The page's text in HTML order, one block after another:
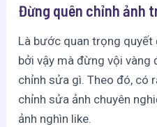
Đừng quên chỉnh ảnh
Là bước quan trọng quyết
bởi vậy mà đừng vội
chỉnh sửa gì. Theo đó, có
chỉnh sửa ảnh chuyên
ảnh nghìn like.